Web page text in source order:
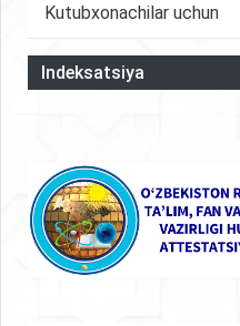
Kutubxonachilar uchun
Indeksatsiya